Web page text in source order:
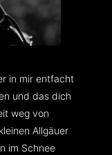
in mir entfacht
und das dich
weg von
Allgäuer
im Schnee